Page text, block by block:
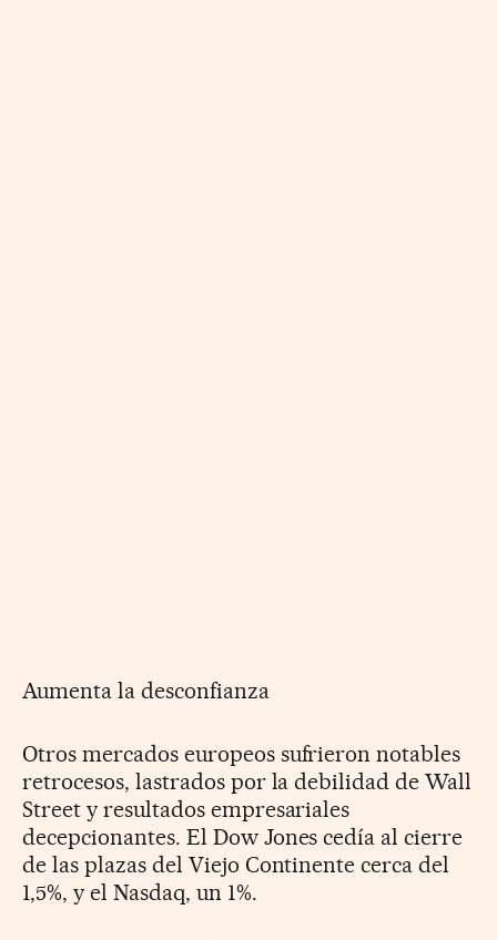
Aumenta la desconfianza
Otros mercados europeos sufrieron notables
retrocesos, lastrados por la debilidad de Wall
Street y resultados empresariales
decepcionantes. El Dow Jones cedía al cierre
de las plazas del Viejo Continente cerca del
1,5%, y el Nasdaq, un 1%.